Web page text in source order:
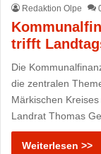
Redaktion Olpe
trifft
Die
die zentralen
Märkischen
Landrat Thomas
Weiterlesen >>